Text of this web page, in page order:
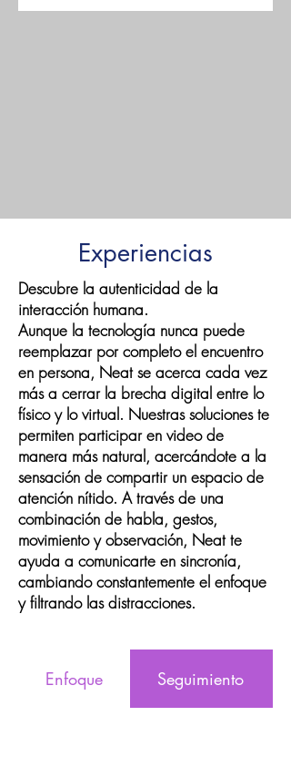
Experiencias
Descubre la autenticidad de la
interacción humana.
Aunque la tecnología nunca puede
reemplazar por completo el encuentro
en persona, Neat se acerca cada vez
más a cerrar la brecha digital entre lo
físico y lo virtual. Nuestras soluciones te
permiten participar en video de
manera más natural, acercándote a la
sensación de compartir un espacio de
atención nítido. A través de una
combinación de habla, gestos,
movimiento y observación, Neat te
ayuda a comunicarte en sincronía,
cambiando constantemente el enfoque
y filtrando las distracciones.
Enfoque Seguimiento